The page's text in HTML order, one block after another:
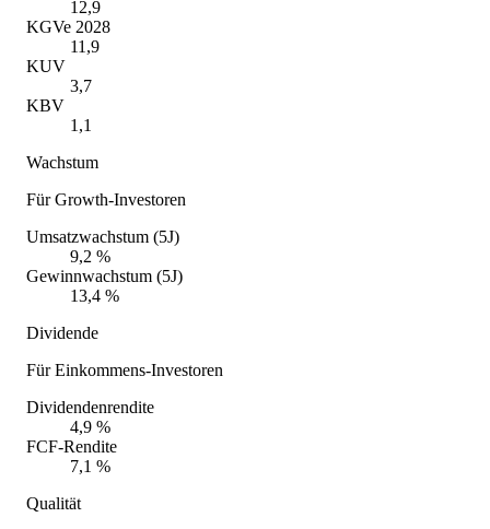
12,9
KGVe 2028
11,9
KUV
3,7
KBV
1,1
Wachstum
Für Growth-Investoren
Umsatzwachstum (5J)
9,2 %
Gewinnwachstum (5J)
13,4 %
Dividende
Für Einkommens-Investoren
Dividendenrendite
4,9 %
FCF-Rendite
7,1 %
Qualität